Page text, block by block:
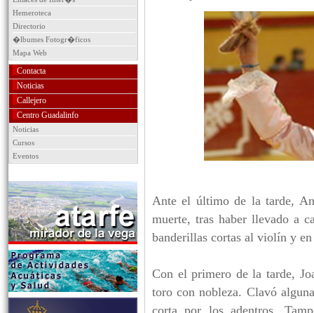
Hemeroteca
Directorio
�lbumes Fotogr�ficos
Mapa Web
Contacta
Noticias
Callejero
Centro Guadalinfo
Noticias
Cursos
Eventos
Ante el último de la tarde,
muerte, tras haber llevado a
banderillas cortas al violín y
Con el primero de la tarde,
toro con nobleza. Clavó
corta por los adentros.